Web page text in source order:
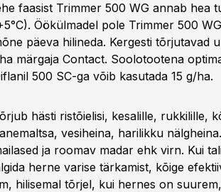
faasist Trimmer 500 WG annab hea
Öökülmadel pole Trimmer 500
päeva hilineda. Kergesti tõrjutavad
märgaja Contact. Soolotootena
500 SC-ga võib kasutada 15 g/ha.
hästi ristõielisi, kesalille, rukkilille,
vesiheina, harilikku
ja roomav madar ehk virn. Kui
herne varise tärkamist, kõige
hilisemal tõrjel, kui hernes on